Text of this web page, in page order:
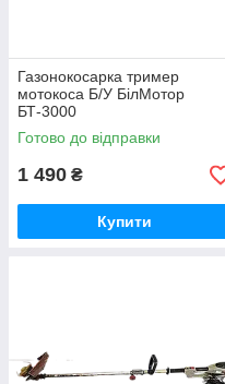
Газонокосарка тример
мотокоса Б/У БілМотор
БТ-3000
Готово до відправки
1 490 ₴
Купити